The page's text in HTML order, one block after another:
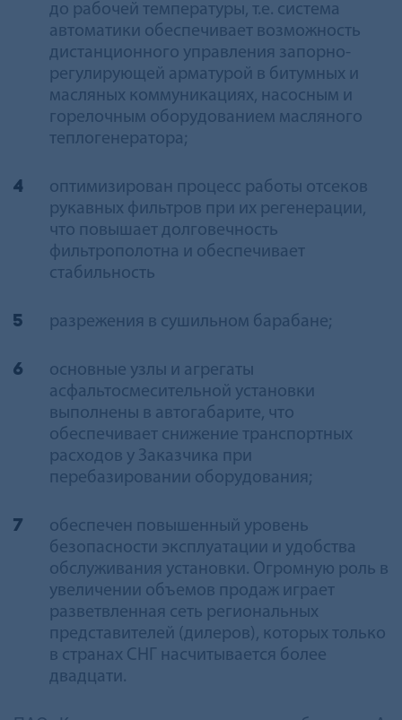
до рабочей температуры, т.е. система
автоматики обеспечивает возможность
дистанционного управления запорно-
регулирующей арматурой в битумных и
масляных коммуникациях, насосным и
горелочным оборудованием масляного
теплогенератора;
оптимизирован процесс работы отсеков
рукавных фильтров при их регенерации,
что повышает долговечность
фильтрoполотна и обеспечивает
стабильность
разрежения в сушильном барабане;
основные узлы и агрегаты
асфальтосмесительной установки
выполнены в автогабарите, что
обеспечивает снижение транспортных
расходов у Заказчика при
перебазировании оборудования;
обеспечен повышенный уровень
безопасности эксплуатации и удобства
обслуживания установки. Огромную роль в
увеличении объемов продаж играет
разветвленная сеть региональных
представителей (дилеров), которых только
в странах СНГ насчитывается более
двадцати.